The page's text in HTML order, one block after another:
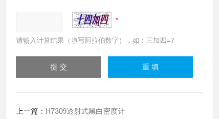
请输入计算结果（填写阿拉伯数字），如：三加四=7
上一篇： H7309透射式黑白密度计